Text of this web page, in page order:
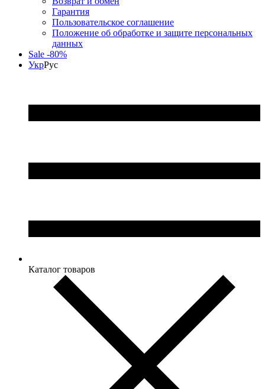
Гарантия
Пользовательское соглашение
Положение об обработке и защите персональных
данных
Sale -80%
УкрРус
Каталог товаров